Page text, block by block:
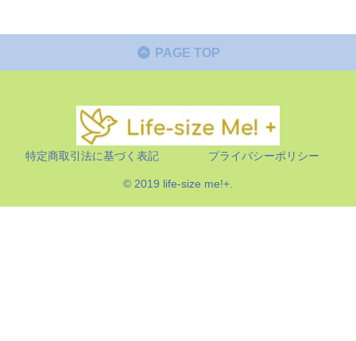
PAGE TOP
特定商取引法に基づく表記 プライバシーポリシー
© 2019 life-size me!+.